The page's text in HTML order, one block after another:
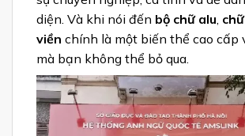
diện. Và khi nói đến bộ chữ alu
viền chính là một biến thể cao cấp
mà bạn không thể bỏ qua.